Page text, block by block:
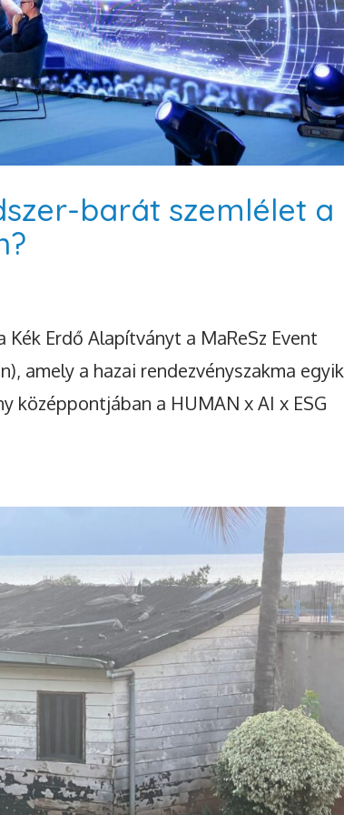
barát szemlélet a
Erdő Alapítványt a MaReSz Event
amely a hazai rendezvényszakma egyik
középpontjában a HUMAN x AI x ESG